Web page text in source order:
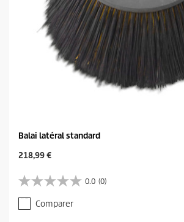
Balai latéral standard
C
r
e
n
218,99 €
0.0 (0)
0
.
0
Comparer